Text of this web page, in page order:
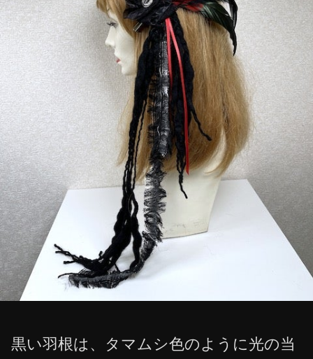
黒い羽根は、タマムシ色のように光の当